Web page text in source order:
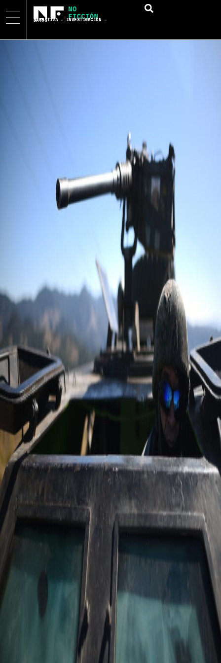
NARRATIVA – INVESTIGACIÓN – DATOS